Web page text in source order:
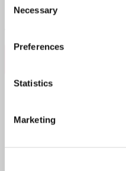
Selection
Necessary
Preferences
Statistics
Marketing
Fotografiska –
restoran